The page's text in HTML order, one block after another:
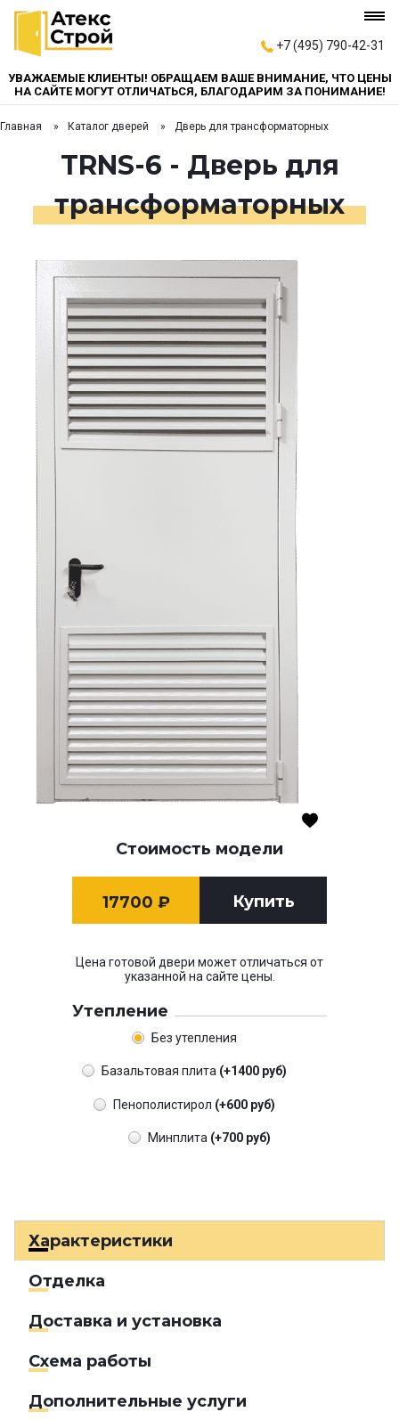
+7 (495) 790-42-31
УВАЖАЕМЫЕ КЛИЕНТЫ! ОБРАЩАЕМ ВАШЕ ВНИМАНИЕ, ЧТО ЦЕНЫ
НА САЙТЕ МОГУТ ОТЛИЧАТЬСЯ, БЛАГОДАРИМ ЗА ПОНИМАНИЕ!
Главная Каталог дверей Дверь для трансформаторных
TRNS-6 - Дверь для
трансформаторных
Стоимость модели
17700 ₽ Купить
Цена готовой двери может отличаться от
указанной на сайте цены.
Утепление
Без утепления
Базальтовая плита (+1400 руб)
Пенополистирол (+600 руб)
Минплита (+700 руб)
Характеристики
Отделка
Доставка и установка
Схема работы
Дополнительные услуги